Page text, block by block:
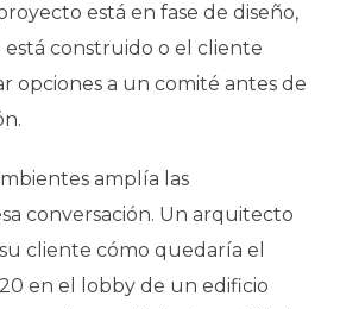
está en fase de diseño,
está construido o el cliente
opciones a un comité antes de
amplía las
conversación. Un arquitecto
cliente cómo quedaría el
en el lobby de un edificio